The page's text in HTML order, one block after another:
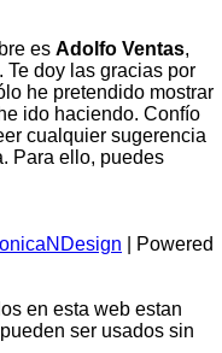
es Adolfo Ventas,
Te doy las gracias por
he pretendido mostrar
ido haciendo. Confío
cualquier sugerencia
Para ello, puedes
| Powered
en esta web estan
ser usados sin